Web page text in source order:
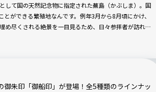
して国の天然記念物に指定された蕪島（かぶしま）。国
ができる繁殖地なんです。例年3月から8月頃にかけ、
め尽くされる絶景を一目見るため、日々参拝者が訪れる
ができるそうですよ。蕪嶋神社の御朱印やおみくじ、
御朱印「御船印」が登場！全5種類のラインナッ